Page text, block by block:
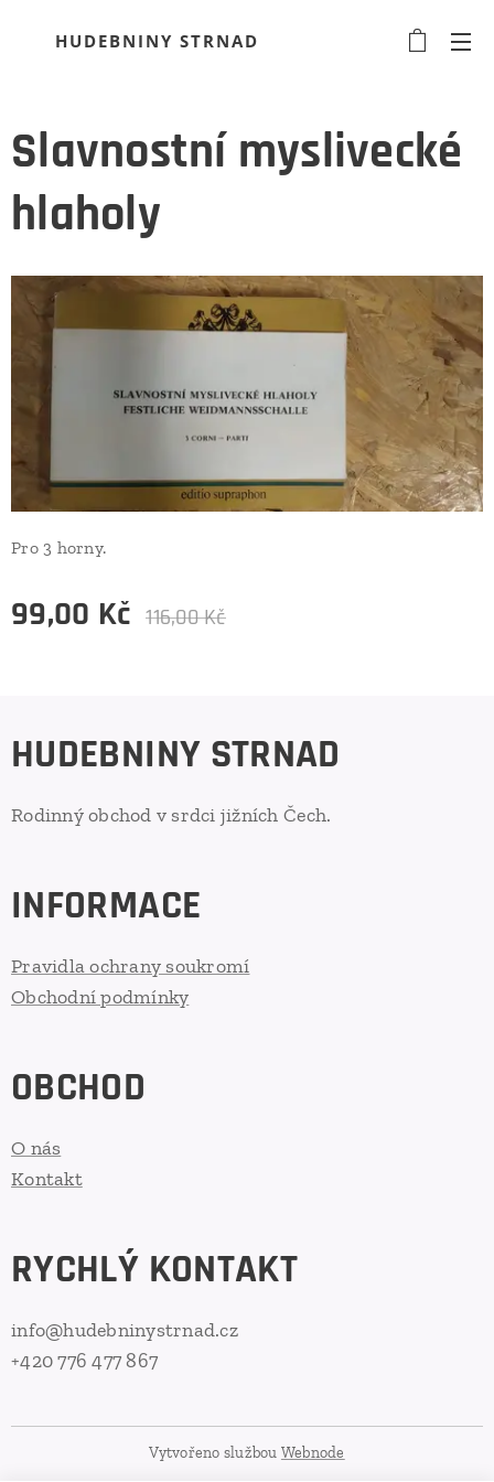
HUDEBNINY STRNAD
Slavnostní myslivecké
hlaholy
Pro 3 horny.
99,00 Kč 116,00Kč
HUDEBNINY STRNAD
Rodinný obchod v srdci jižních Čech.
INFORMACE
Pravidla ochrany soukromí
Obchodní podmínky
OBCHOD
O nás
Kontakt
RYCHLÝ KONTAKT
info@hudebninystrnad.cz
+420 776 477 867
Vytvořeno službou Webnode